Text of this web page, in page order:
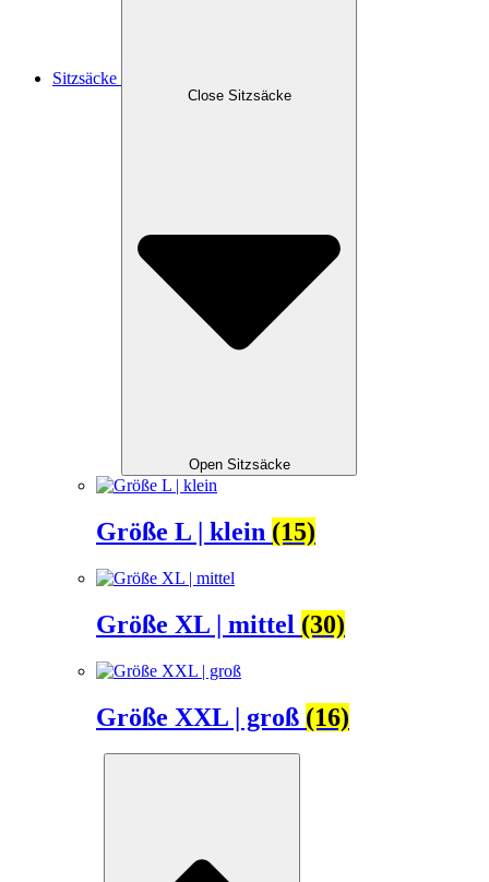
Sitzsäcke
Close Sitzsäcke
Open Sitzsäcke
Größe L | klein (15)
Größe XL | mittel (30)
Größe XXL | groß (16)